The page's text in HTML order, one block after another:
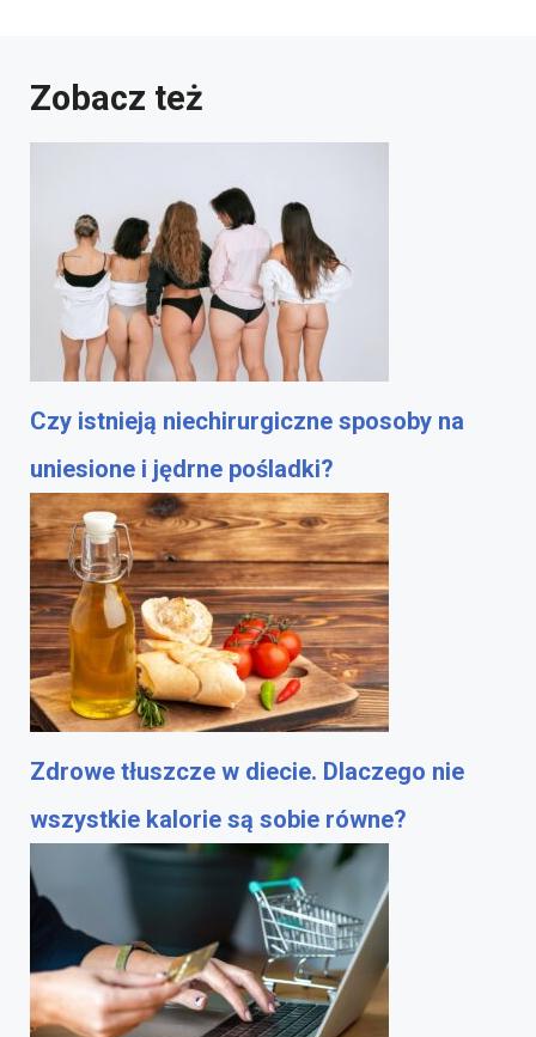
Zobacz też
Czy istnieją niechirurgiczne sposoby na
uniesione i jędrne pośladki?
Zdrowe tłuszcze w diecie. Dlaczego nie
wszystkie kalorie są sobie równe?